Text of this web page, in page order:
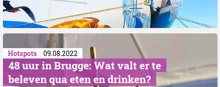
Hotspots 09.08.2022
48 uur in Brugge: Wat valt er te
beleven qua eten en drinken?